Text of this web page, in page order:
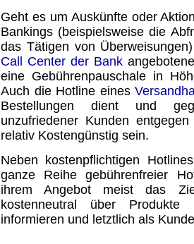
Geht es um Auskünfteoder
Bankings (beispielsweise die
das Tätigen von
Call Center der Bank
eine Gebührenpauschale in
Auch die Hotline eines
Bestellungen dient und
unzufriedener Kunden
relativ Kostengünstig sein.
Neben kostenpflichtigen Hotlines
ganze Reihegebührenfreier
ihrem Angebot meist das
kostenneutral über Produkte
informieren und letztlich als